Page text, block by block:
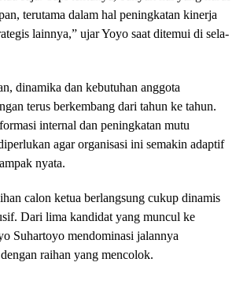
terutama dalam hal peningkatan kinerja
lainnya,” ujar Yoyo saat ditemui di sela-
dinamika dan kebutuhan anggota
terus berkembang dari tahun ke tahun.
internal dan peningkatan mutu
agar organisasi ini semakin adaptif
nyata.
calon ketua berlangsung cukup dinamis
Dari lima kandidat yang muncul ke
Suhartoyo mendominasi jalannya
raihan yang mencolok.